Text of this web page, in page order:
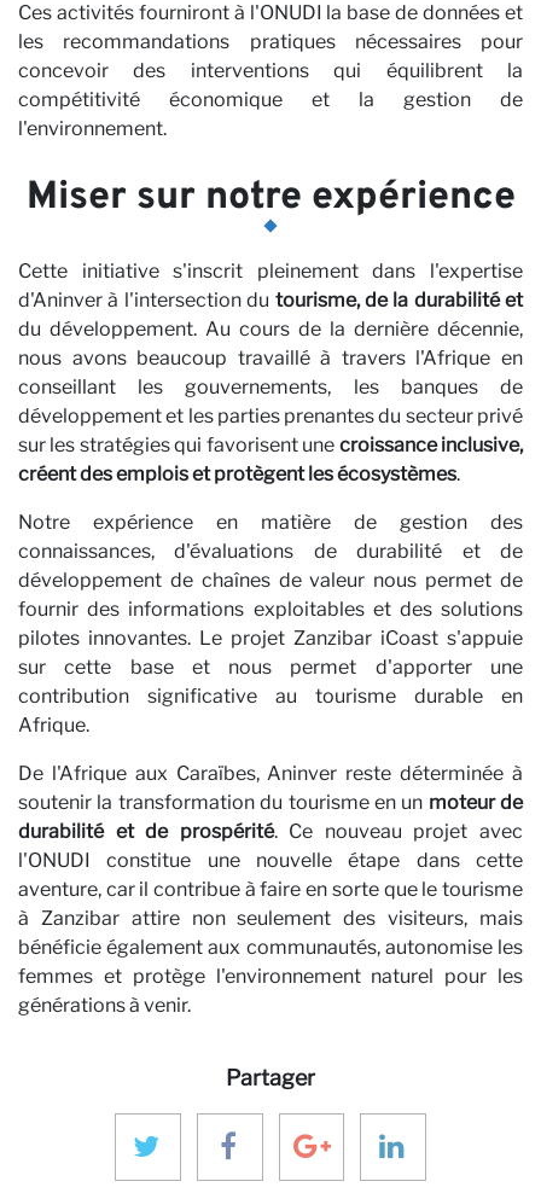
Ces activités fourniront à l'ONUDI la base de données et
les recommandations pratiques nécessaires pour
concevoir des interventions qui équilibrent la
compétitivité économique et la gestion de
l'environnement.
Miser sur notre expérience
Cette initiative s'inscrit pleinement dans l'expertise
d'Aninver à l'intersection du tourisme, de la durabilité et
du développement. Au cours de la dernière décennie,
nous avons beaucoup travaillé à travers l'Afrique en
conseillant les gouvernements, les banques de
développement et les parties prenantes du secteur privé
sur les stratégies qui favorisent une croissance inclusive,
créent des emplois et protègent les écosystèmes.
Notre expérience en matière de gestion des
connaissances, d'évaluations de durabilité et de
développement de chaînes de valeur nous permet de
fournir des informations exploitables et des solutions
pilotes innovantes. Le projet Zanzibar iCoast s'appuie
sur cette base et nous permet d'apporter une
contribution significative au tourisme durable en
Afrique.
De l'Afrique aux Caraïbes, Aninver reste déterminée à
soutenir la transformation du tourisme en un moteur de
durabilité et de prospérité. Ce nouveau projet avec
l'ONUDI constitue une nouvelle étape dans cette
aventure, car il contribue à faire en sorte que le tourisme
à Zanzibar attire non seulement des visiteurs, mais
bénéficie également aux communautés, autonomise les
femmes et protège l'environnement naturel pour les
générations à venir.
Partager